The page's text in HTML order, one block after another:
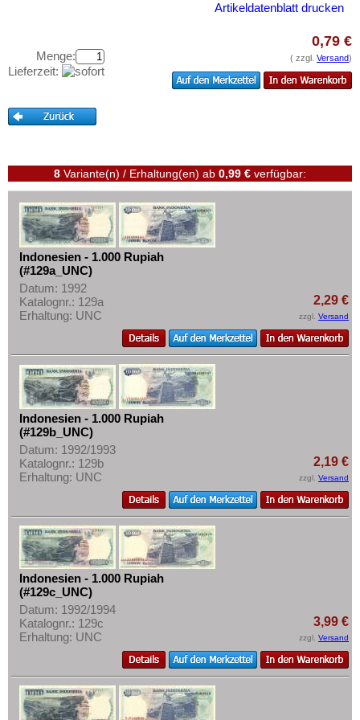
Jemen, Demokratische Rep.
Jordanien
Kasachstan
Katar und Dubai
Kirgisistan
Korea (alt)
Kuwait
Laos
Libanon
Macao
Malaya & Britisch Borneo
Malaysia
Malediven
Mongolei
Myanmar
Nagorny Karabach
Niederländisch Indien
Nordkorea
Oman
Pakistan
Philippinen
Portugiesisch Indien
Saudi Arabien
Singapur
Kataloge
Aufbewahrung
Gutscheine
Kontakt
Informationen
Preislisten
Ankauf
Erhaltungsgrade
Gratisbanknoten
Mehr über...
Zahlungsbedingungen
Privatsphäre und Datenschutz
Widerrufsbelehrung
Liefer- und Versandkosten
Impressum
Artikeldatenblatt drucken
Menge:
Lieferzeit:
0,79 €
( zzgl. Versand)
8 Variante(n) / Erhaltung(en) ab 0,99 € verfügbar:
Indonesien - 1.000 Rupiah
(#129a_UNC)
Datum: 1992
Katalognr.: 129a
Erhaltung: UNC
2,29 €
zzgl. Versand
Indonesien - 1.000 Rupiah
(#129b_UNC)
Datum: 1992/1993
Katalognr.: 129b
Erhaltung: UNC
2,19 €
zzgl. Versand
Indonesien - 1.000 Rupiah
(#129c_UNC)
Datum: 1992/1994
Katalognr.: 129c
Erhaltung: UNC
3,99 €
zzgl. Versand